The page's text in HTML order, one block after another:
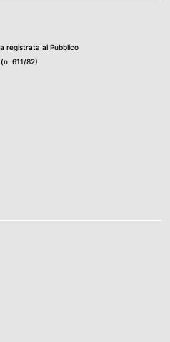
registrata al Pubblico
611/82)